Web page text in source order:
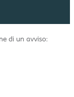
di un avviso: